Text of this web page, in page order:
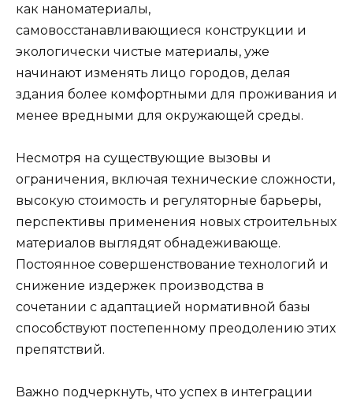
как наноматериалы,
самовосстанавливающиеся конструкции и
экологически чистые материалы, уже
начинают изменять лицо городов, делая
здания более комфортными для проживания и
менее вредными для окружающей среды.
Несмотря на существующие вызовы и
ограничения, включая технические сложности,
высокую стоимость и регуляторные барьеры,
перспективы применения новых строительных
материалов выглядят обнадеживающе.
Постоянное совершенствование технологий и
снижение издержек производства в
сочетании с адаптацией нормативной базы
способствуют постепенному преодолению этих
препятствий.
Важно подчеркнуть, что успех в интеграции